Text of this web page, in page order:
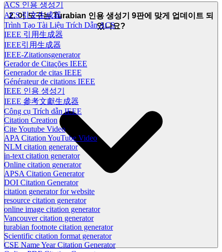
ACS 인용 생성기
ACS 引文生成器
Trình Tạo Tài Liệu Trích Dẫn ACS
IEEE 引用生成器
IEEE引用生成器
IEEE-Zitationsgenerator
Gerador de Citações IEEE
Generador de citas IEEE
Générateur de citations IEEE
IEEE 인용 생성기
IEEE 參考文獻生成器
Công cụ Trích dẫn IEEE
Citation Creation
Cite Youtube Video
APA Citation YouTube Video
NLM citation generator
in-text citation generator
Online citation generator
APSA Citation Generator
DOI Citation Generator
citation generator for website
resource citation generator
online image citation generator
Vancouver citation generator
turabian footnote citation generator
Scientific citation format generator
CSE Name Year Citation Generator
2. 이 도구는 Turabian 인용 생성기 9판에 맞게 업데이트 되
었나요?